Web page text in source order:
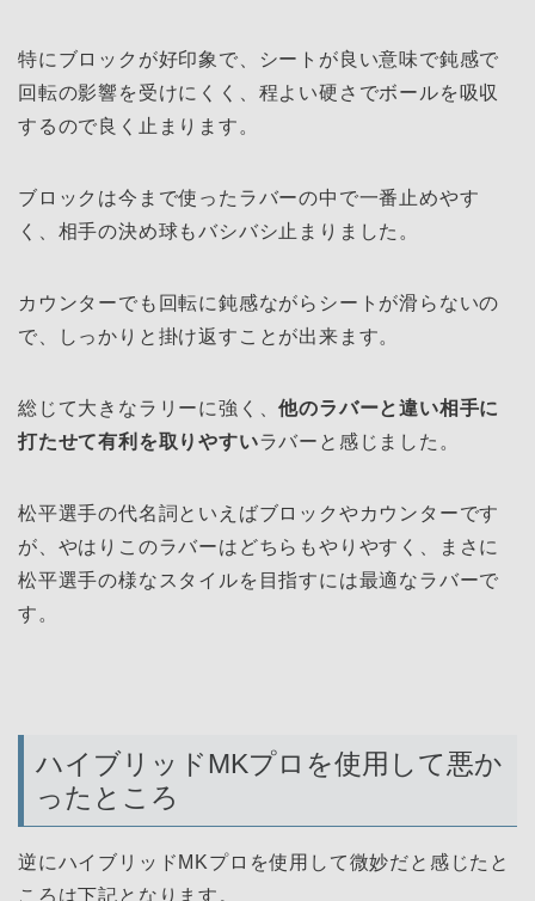
特にブロックが好印象で、シートが良い意味で鈍感で
回転の影響を受けにくく、程よい硬さでボールを吸収
するので良く止まります。
ブロックは今まで使ったラバーの中で一番止めやす
く、相手の決め球もバシバシ止まりました。
カウンターでも回転に鈍感ながらシートが滑らないの
で、しっかりと掛け返すことが出来ます。
総じて大きなラリーに強く、他のラバーと違い相手に
打たせて有利を取りやすいラバーと感じました。
松平選手の代名詞といえばブロックやカウンターです
が、やはりこのラバーはどちらもやりやすく、まさに
松平選手の様なスタイルを目指すには最適なラバーで
す。
ハイブリッドMKプロを使用して悪か
ったところ
逆にハイブリッドMKプロを使用して微妙だと感じたと
ころは下記となります。